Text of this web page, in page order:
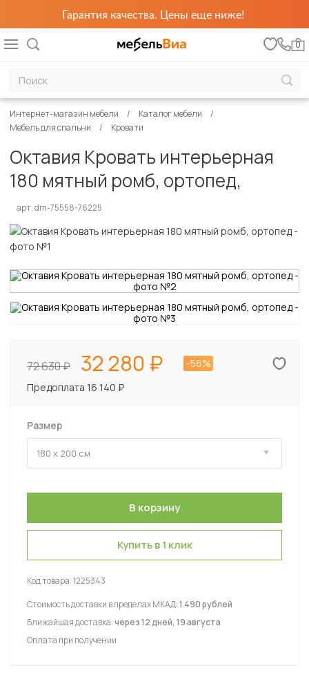
Гарантия качества. Цены еще ниже!
0
Интернет-магазин мебели
Каталог мебели
Мебель для спальни
Кровати
Октавия Кровать интерьерная
180 мятный ромб, ортопед,
арт. dm-75558-76225
72 630 32 280
-56%
Предоплата 16 140 ₽
Размер
Купить в 1 клик
Код товара:1225343
Стоимость доставки в пределах МКАД:1 490 рублей
Ближайшая доставка:через 12 дней, 19 августа
Оплата при получении